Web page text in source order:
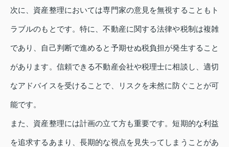
次に、資産整理においては専門家の意見を無視することもト
ラブルのもとです。特に、不動産に関する法律や税制は複雑
であり、自己判断で進めると予期せぬ税負担が発生すること
があります。信頼できる不動産会社や税理士に相談し、適切
なアドバイスを受けることで、リスクを未然に防ぐことが可
能です。
また、資産整理には計画の立て方も重要です。短期的な利益
を追求するあまり、長期的な視点を見失ってしまうことがあ